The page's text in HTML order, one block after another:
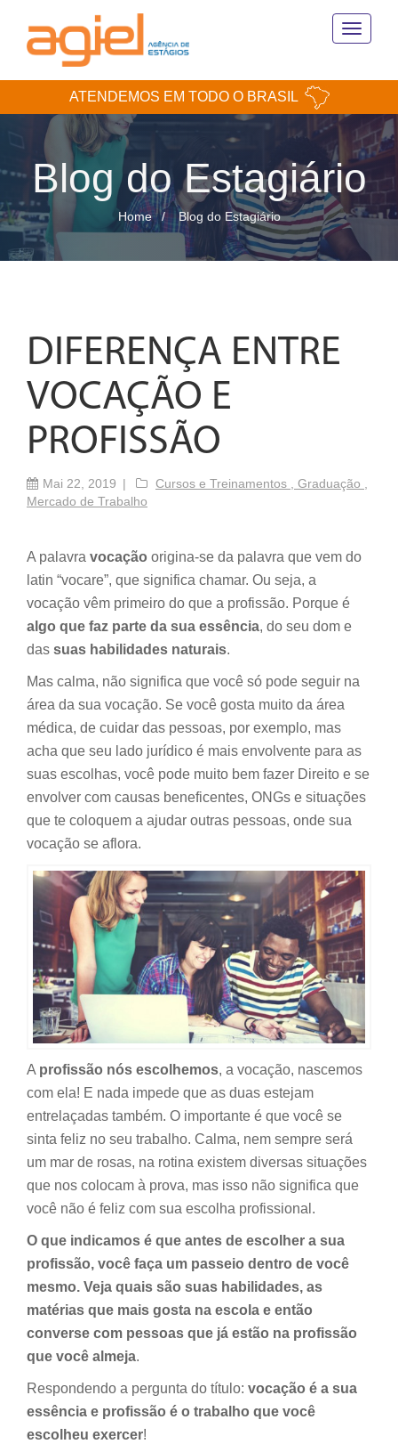
Toggle
ATENDEMOS EM TODO O BRASIL
Blog do Estagiário
Home Blog do Estagiário
DIFERENÇA ENTRE
VOCAÇÃO E
PROFISSÃO
Mai 22, 2019 Cursos e Treinamentos , Graduação ,
Mercado de Trabalho
A palavra vocação origina-se da palavra que vem do
latin “vocare”, que significa chamar. Ou seja, a
vocação vêm primeiro do que a profissão. Porque é
algo que faz parte da sua essência, do seu dom e
das suas habilidades naturais.
Mas calma, não significa que você só pode seguir na
área da sua vocação. Se você gosta muito da área
médica, de cuidar das pessoas, por exemplo, mas
acha que seu lado jurídico é mais envolvente para as
suas escolhas, você pode muito bem fazer Direito e se
envolver com causas beneficentes, ONGs e situações
que te coloquem a ajudar outras pessoas, onde sua
vocação se aflora.
A profissão nós escolhemos, a vocação, nascemos
com ela! E nada impede que as duas estejam
entrelaçadas também. O importante é que você se
sinta feliz no seu trabalho. Calma, nem sempre será
um mar de rosas, na rotina existem diversas situações
que nos colocam à prova, mas isso não significa que
você não é feliz com sua escolha profissional.
O que indicamos é que antes de escolher a sua
profissão, você faça um passeio dentro de você
mesmo. Veja quais são suas habilidades, as
matérias que mais gosta na escola e então
converse com pessoas que já estão na profissão
que você almeja.
Respondendo a pergunta do título: vocação é a sua
essência e profissão é o trabalho que você
escolheu exercer!